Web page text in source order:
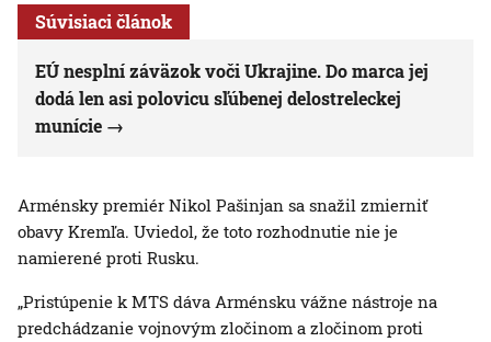
Súvisiaci článok
EÚ nesplní záväzok voči Ukrajine. Do marca jej
dodá len asi polovicu sľúbenej delostreleckej
munície
Arménsky premiér Nikol Pašinjan sa snažil zmierniť
obavy Kremľa. Uviedol, že toto rozhodnutie nie je
namierené proti Rusku.
„Pristúpenie k MTS dáva Arménsku vážne nástroje na
predchádzanie vojnovým zločinom a zločinom proti